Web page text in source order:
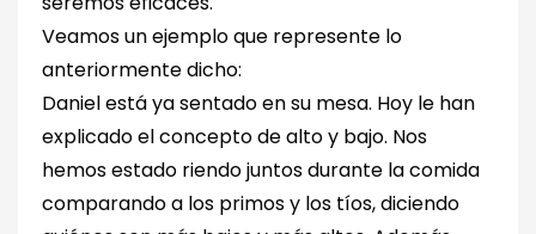
Veamos un ejemplo que represente lo
anteriormente dicho:
Daniel está ya sentado en su mesa. Hoy le han
explicado el concepto de alto y bajo. Nos
hemos estado riendo juntos durante la comida
comparando a los primos y los tíos, diciendo